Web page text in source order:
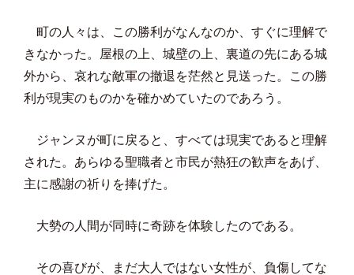
町の人々は、この勝利がなんなのか、すぐに理解で
きなかった。屋根の上、城壁の上、裏道の先にある城
外から、哀れな敵軍の撤退を茫然と見送った。この勝
利が現実のものかを確かめていたのであろう。
ジャンヌが町に戻ると、すべては現実であると理解
された。あらゆる聖職者と市民が熱狂の歓声をあげ、
主に感謝の祈りを捧げた。
大勢の人間が同時に奇跡を体験したのである。
その喜びが、まだ大人ではない女性が、負傷してな